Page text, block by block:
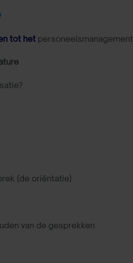
tot het personeelsmanagement
(de oriëntatie)
van de gesprekken